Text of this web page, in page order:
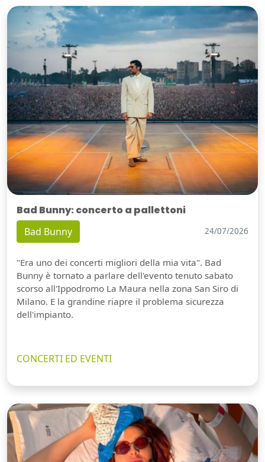
Bad Bunny: concerto a pallettoni
Bad Bunny 24/07/2026
"Era uno dei concerti migliori della mia vita". Bad
Bunny è tornato a parlare dell'evento tenuto sabato
scorso all'Ippodromo La Maura nella zona San Siro di
Milano. E la grandine riapre il problema sicurezza
dell'impianto.
CONCERTI ED EVENTI